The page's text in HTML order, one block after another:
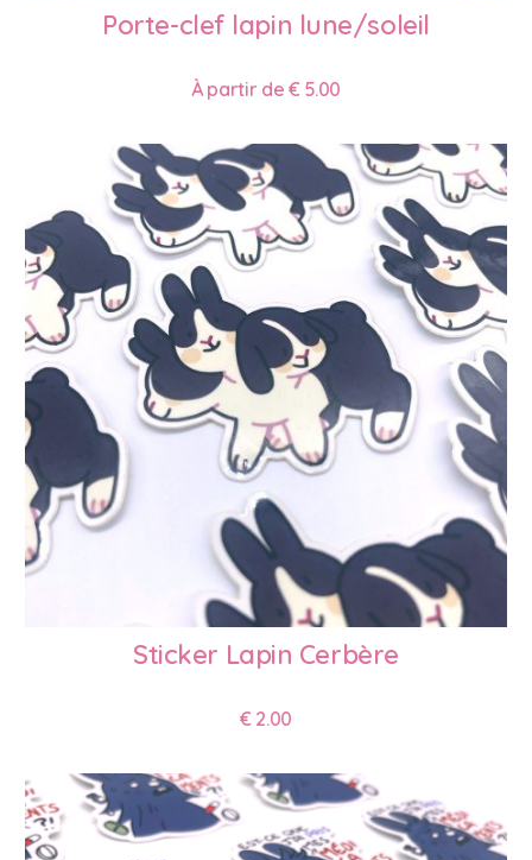
Porte-clef lapin lune/soleil
À partir de€5.00
Sticker Lapin Cerbère
€2.00